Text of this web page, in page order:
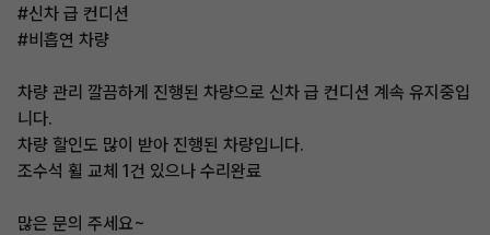
#신차 급 컨디션
#비흡연 차량
차량 관리 깔끔하게 진행된 차량으로 신차 급 컨디션 계속 유지중입
니다.
차량 할인도 많이 받아 진행된 차량입니다.
조수석 휠 교체 1건 있으나 수리완료
많은 문의 주세요~